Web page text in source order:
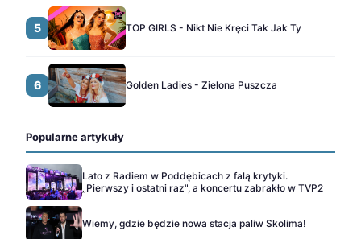
5 TOP GIRLS - Nikt Nie Kręci Tak Jak Ty
6 Golden Ladies - Zielona Puszcza
Popularne artykuły
Lato z Radiem w Poddębicach z falą krytyki.
„Pierwszy i ostatni raz", a koncertu zabrakło w TVP2
Wiemy, gdzie będzie nowa stacja paliw Skolima!